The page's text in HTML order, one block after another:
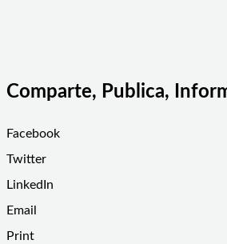
Comparte, Publica,
Facebook
Twitter
LinkedIn
Email
Print